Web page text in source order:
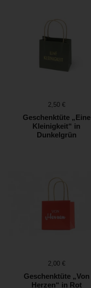
Preis:
2,50 €
Geschenktüte „Eine
Kleinigkeit“ in
Dunkelgrün
Preis:
2,00 €
Geschenktüte „Von
Herzen“ in Rot